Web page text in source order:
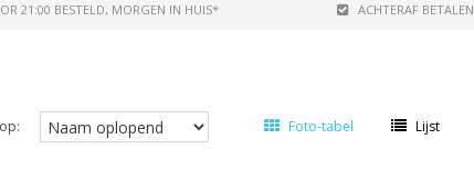
21:00 BESTELD, MORGEN IN HUIS* ACHTERAF BETALEN
Foto-tabel Lijst